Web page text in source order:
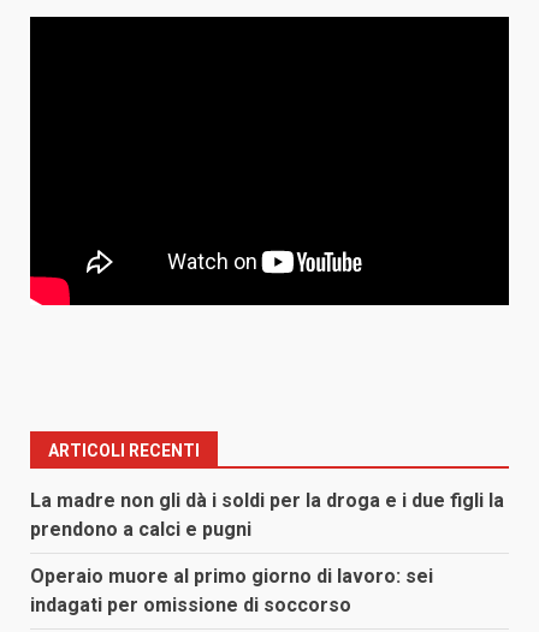
ARTICOLI RECENTI
La madre non gli dà i soldi per la droga e i due figli la
prendono a calci e pugni
Operaio muore al primo giorno di lavoro: sei
indagati per omissione di soccorso